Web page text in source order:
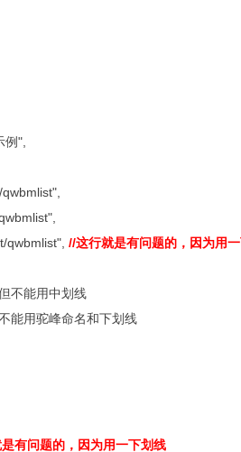
",
qwbmlist", //这行就是有问题的，因为用
不能用中划线
能用驼峰命名和下划线
问题的，因为用一下划线